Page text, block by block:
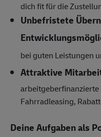
dich fit für die
Unbefristete
bei guten Leistungen
Attraktive
Fahrradleasing,
Deine Aufgaben als